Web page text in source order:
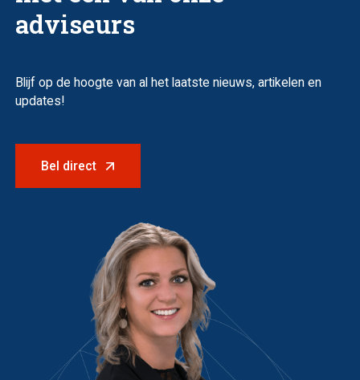
adviseurs
Blijf op de hoogte van al het laatste nieuws, artikelen en
updates!
Bel direct